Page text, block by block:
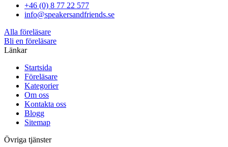
+46 (0) 8 77 22 577
info@speakersandfriends.se
Alla föreläsare
Bli en föreläsare​
Länkar
Startsida
Föreläsare
Kategorier
Om oss
Kontakta oss
Blogg
Sitemap
Övriga tjänster